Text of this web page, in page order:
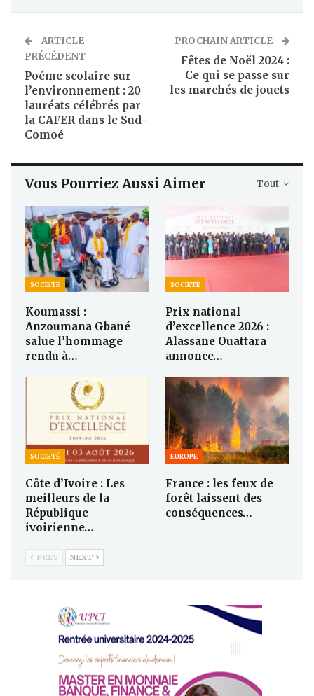
ARTICLE
PRÉCÉDENT
Poéme scolaire sur
l’environnement : 20
lauréats célébrés par
la CAFER dans le Sud-
Comoé
PROCHAIN ARTICLE
Fêtes de Noël 2024 :
Ce qui se passe sur
les marchés de jouets
Tout
Vous Pourriez Aussi Aimer
SOCIETÉ
Koumassi :
Anzoumana Gbané
salue l’hommage
rendu à…
SOCIETÉ
Prix national
d’excellence 2026 :
Alassane Ouattara
annonce…
SOCIETÉ
Côte d’Ivoire : Les
meilleurs de la
République
ivoirienne…
EUROPE
France : les feux de
forêt laissent des
conséquences…
PREV NEXT